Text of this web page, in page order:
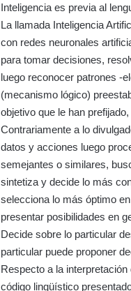
Inteligencia es previa al
La llamada Inteligencia
con redes neuronales
para tomar decisiones,
luego reconocer patrones -
(mecanismo lógico)
objetivo que le han
Contrariamente a lo
datos y acciones luego
semejantes o similares,
sintetiza y decide lo más
selecciona lo más óptimo
presentar posibilidades en
Decide sobre lo particular
particular puede proponer
Respecto a la
código lingüístico